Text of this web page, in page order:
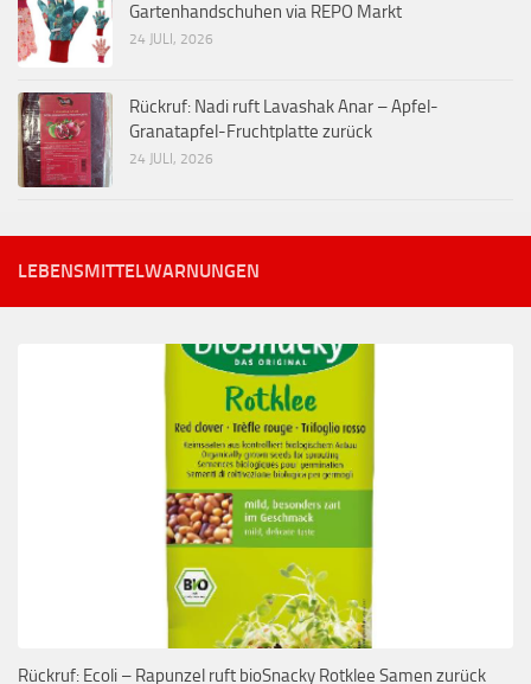
Gartenhandschuhen via REPO Markt
24 JULI, 2026
Rückruf: Nadi ruft Lavashak Anar – Apfel-
Granatapfel-Fruchtplatte zurück
24 JULI, 2026
LEBENSMITTELWARNUNGEN
Rückruf: Ecoli – Rapunzel ruft bioSnacky Rotklee Samen zurück